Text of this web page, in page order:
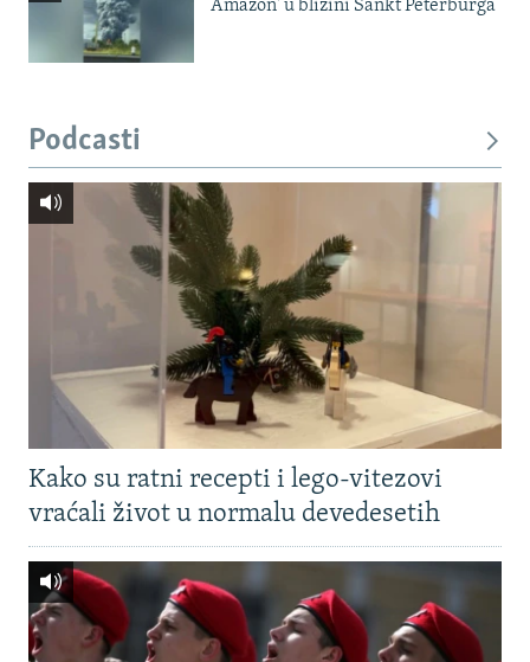
Amazon' u blizini Sankt Peterburga
Podcasti
Kako su ratni recepti i lego-vitezovi
vraćali život u normalu devedesetih